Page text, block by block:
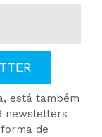
está também
newsletters
de